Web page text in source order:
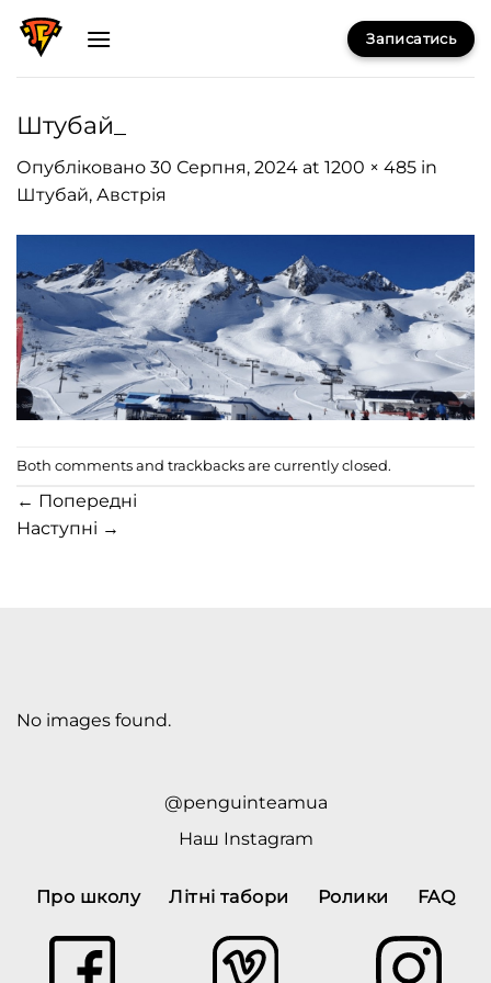
Skip
Записатись
Штубай_
Опубліковано 30 Серпня, 2024 at 1200 × 485 in
Штубай, Австрія
Both comments and trackbacks are currently closed.
← Попередні
Наступні →
No images found.
@penguinteamua
Наш Instagram
Про школу Літні табори Ролики FAQ